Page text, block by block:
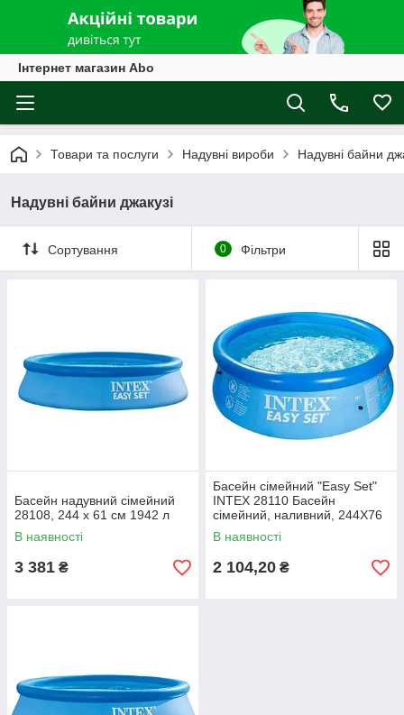
Інтернет магазин Abo
Товари та послуги Надувні вироби Надувні байни
Надувні байни джакузі
Сортування 0 Фільтри
Басейн надувний сімейний
28108, 244 x 61 см 1942 л
В наявності
3 381 ₴
Басейн сімейний "Easy Set"
INTEX 28110 Басейн
сімейний, наливний, 244Х76
см, 2 419 л (при заповненні
на 80%)
В наявності
2 104,20 ₴